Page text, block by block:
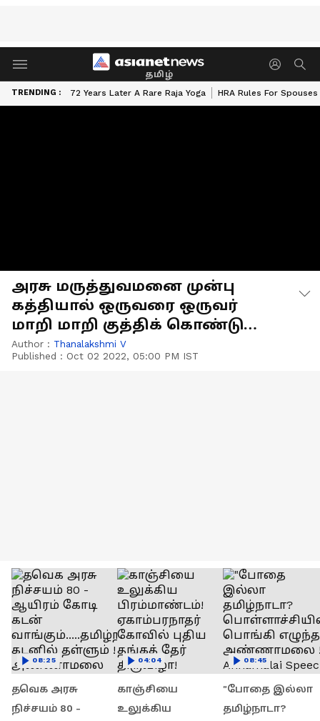
தமிழ்
TRENDING : 72 Years Later A Rare Raja Yoga HRA Rules For Spouses
அரசு மருத்துவமனை முன்பு
கத்தியால் ஒருவரை ஒருவர்
மாறி மாறி குத்திக் கொண்டு
தகராறு.. சிசிடிவி காட்சி
Author : Thanalakshmi V
Published : Oct 02 2022, 05:00 PM IST
தவெக அரசு
நிச்சயம் 80 -
08:25
காஞ்சியை
உலுக்கிய
04:04
"போதை இல்லா
தமிழ்நாடா?
08:45